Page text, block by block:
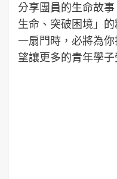
分享團員的生命故
生命、突破困境」
一扇門時，必將為
望讓更多的青年學